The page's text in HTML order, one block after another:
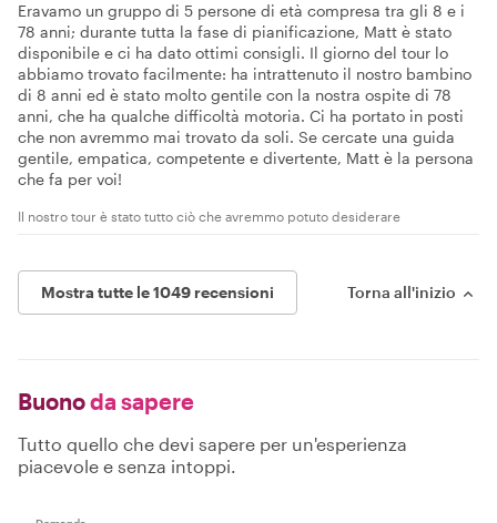
Eravamo un gruppo di 5 persone di età compresa tra gli 8 e i
78 anni; durante tutta la fase di pianificazione, Matt è stato
disponibile e ci ha dato ottimi consigli. Il giorno del tour lo
abbiamo trovato facilmente: ha intrattenuto il nostro bambino
di 8 anni ed è stato molto gentile con la nostra ospite di 78
anni, che ha qualche difficoltà motoria. Ci ha portato in posti
che non avremmo mai trovato da soli. Se cercate una guida
gentile, empatica, competente e divertente, Matt è la persona
che fa per voi!
Il nostro tour è stato tutto ciò che avremmo potuto desiderare
Mostra tutte le 1049 recensioni Torna all'inizio
Buonoda sapere
Tutto quello che devi sapere per un'esperienza
piacevole e senza intoppi.